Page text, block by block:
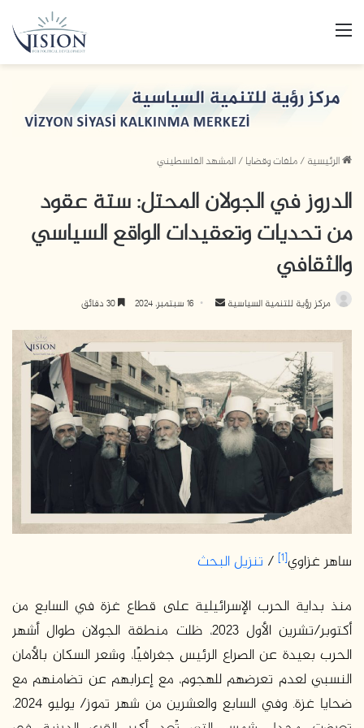
القائمة
الرئيسية/ملفات وقضايا/المشهد الفلسطيني
الدروز في الجولان المحتل: ستة عقود
من تحديات وتعقيدات الواقع السياسي
والثقافي
مركز رؤية للتنمية السياسية
أرسل
إلكترونيا
16 سبتمبر، 2024
ساهر غزاوي[1]
/ تنزيل البحث
منذ بداية الحرب الإسرائيلية على قطاع غزة في السابع من
أكتوبر/تشرين الأول 2023، ظلت منطقة الجولان طوال أشهر
الحرب بعيدة عن الصراع الرئيس جغرافيًا، وشعر السكان بالأمان
النسبي لعدم تعرضهم للهجوم، مع إعرابهم عن تضامنهم مع
ضحايا غزة. وفي السابع والعشرين من شهر تموز/ يوليو 2024،